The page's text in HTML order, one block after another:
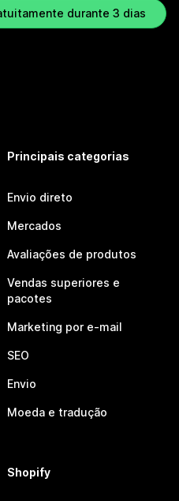
durante 3 dias
Principais categorias
Envio direto
Mercados
Avaliações de produtos
Vendas superiores e
pacotes
Marketing por e-mail
SEO
Envio
Moeda e tradução
Shopify